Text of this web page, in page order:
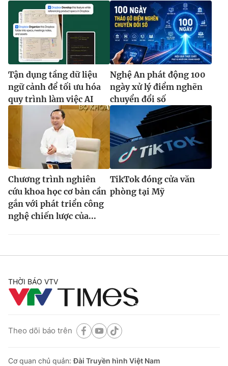
Tận dụng tầng dữ liệu
ngữ cảnh để tối ưu hóa
quy trình làm việc AI
Nghệ An phát động 100
ngày xử lý điểm nghẽn
chuyển đổi số
Chương trình nghiên
cứu khoa học cơ bản cần
gắn với phát triển công
nghệ chiến lược của...
TikTok đóng cửa văn
phòng tại Mỹ
THỜI BÁO VTV
Theo dõi báo trên
Cơ quan chủ quản:Đài Truyền hình Việt Nam